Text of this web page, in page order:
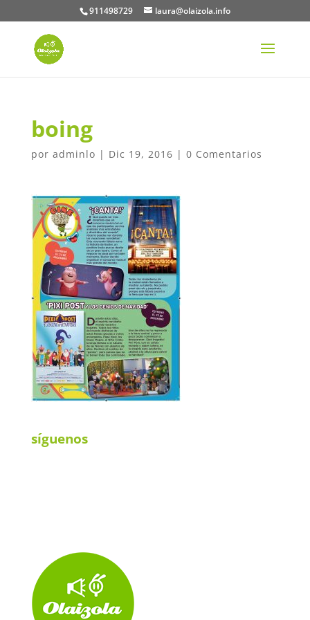
911498729 laura@olaizola.info
boing
por adminlo | Dic 19, 2016 | 0 Comentarios
síguenos